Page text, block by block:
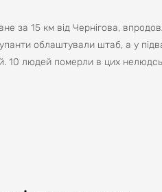
за 15 км від Чернігова,
облаштували штаб, а у
10 людей померли в цих
Усього в селі Ягідне було